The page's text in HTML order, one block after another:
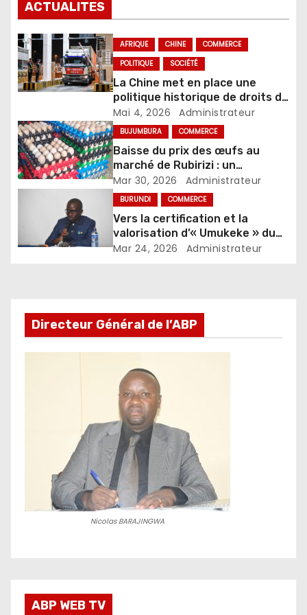
ACTUALITES
AFRIQUE CHINE
COMMERCE
POLITIQUE
SOCIÉTÉ
La Chine met en place une
politique historique de droits de
douane nuls pour tous les pays
africains avec lesquels elle
entretient des relations
diplomatiques
Mai 4, 2026 Administrateur
BUJUMBURA COMMERCE
Baisse du prix des œufs au
marché de Rubirizi : un
soulagement pour les
consommateurs
Mar 30, 2026 Administrateur
BURUNDI COMMERCE
Vers la certification et la
valorisation d’« Umukeke » du
lac Tanganyika
Mar 24, 2026 Administrateur
Directeur Général de l’ABP
Nicolas BARAJINGWA
ABP WEB TV